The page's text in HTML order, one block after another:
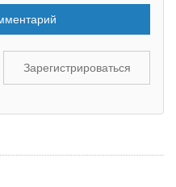
Зарегистрироваться